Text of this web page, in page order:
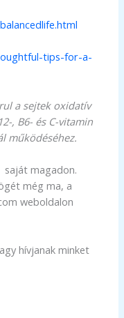
tips-for-a-
a sejtek oxidatív
, B6- és C-vitamin
működéséhez.
magadon.
még ma, a
weboldalon
hívjanak minket